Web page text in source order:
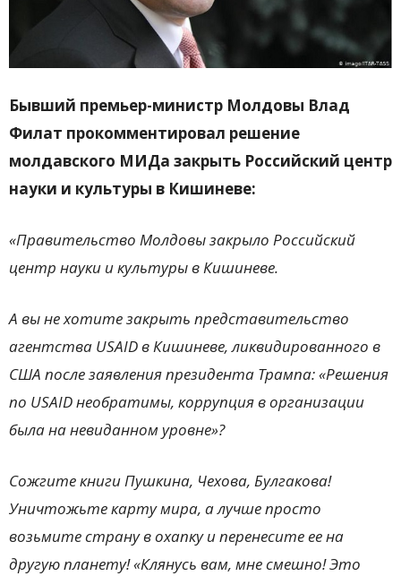
Бывший премьер-министр Молдовы Влад
Филат прокомментировал решение
молдавского МИДа закрыть Российский центр
науки и культуры в Кишиневе:
«Правительство Молдовы закрыло Российский
центр науки и культуры в Кишиневе.
А вы не хотите закрыть представительство
агентства USAID в Кишиневе, ликвидированного в
США после заявления президента Трампа: «Решения
по USAID необратимы, коррупция в организации
была на невиданном уровне»?
Сожгите книги Пушкина, Чехова, Булгакова!
Уничтожьте карту мира, а лучше просто
возьмите страну в охапку и перенесите ее на
другую планету! «Клянусь вам, мне смешно! Это